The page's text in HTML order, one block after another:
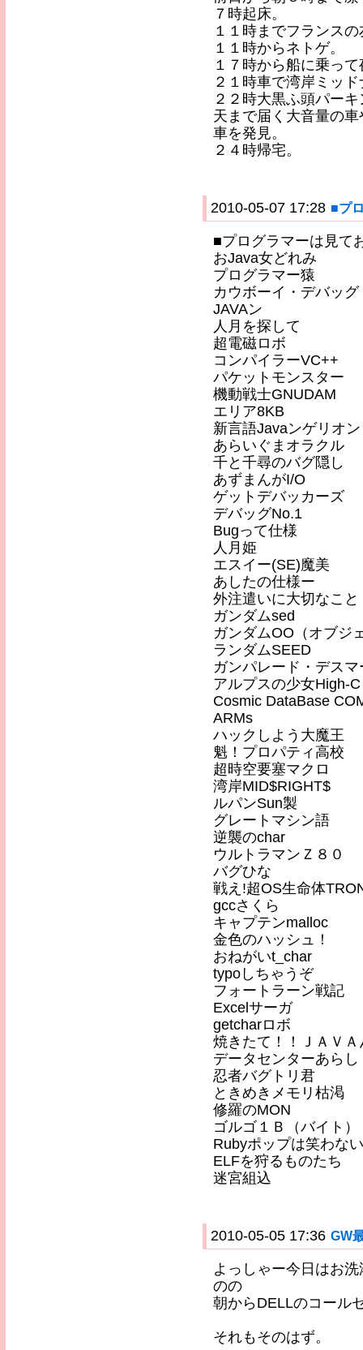
７時起床。
１１時までフランス
１１時からネトゲ。
１７時から船に乗っ
２１時車で湾岸ミッ
２２時大黒ふ頭パー
天まで届く大音量の
車を発見。
２４時帰宅。
2010-05-07 17:28 ■プ
■プログラマーは見て
おJava女どれみ
プログラマー猿
カウボーイ・デバッグ
JAVAン
人月を探して
超電磁ロボ
コンパイラーVC++
パケットモンスター
機動戦士GNUDAM
エリア8KB
新言語Javaンゲリオン
あらいぐまオラクル
千と千尋のバグ隠し
あずまんがI/O
ゲットデバッカーズ
デバッグNo.1
Bugって仕様
人月姫
エスイー(SE)魔美
あしたの仕様ー
外注遣いに大切なこと
ガンダムsed
ガンダムOO（オブジ
ランダムSEED
ガンパレード・デス
アルプスの少女High-C
Cosmic DataBase
ARMs
ハックしよう大魔王
魁！プロパティ高校
超時空要塞マクロ
湾岸MID$RIGHT$
ルパンSun製
グレートマシン語
逆襲のchar
ウルトラマンＺ８０
バグひな
戦え!超OS生命体
gccさくら
キャプテンmalloc
金色のハッシュ！
おねがいt_char
typoしちゃうぞ
フォートラーン戦記
Excelサーガ
getcharロボ
焼きたて！！ＪＡＶＡ
データセンターあらし
忍者バグトリ君
ときめきメモリ枯渇
修羅のMON
ゴルゴ１Ｂ（バイト）
Rubyポップは笑わない
ELFを狩るものたち
迷宮組込
2010-05-05 17:36 GW
よっしゃー今日はお
のの
朝からDELLのコール
それもそのはず。